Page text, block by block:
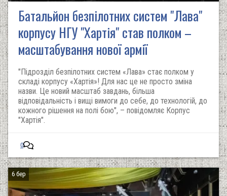
Батальйон безпілотних систем "Лава"
корпусу НГУ "Хартія" став полком –
масштабування нової армії
"Підрозділ безпілотних систем «Лава» стає полком у
складі корпусу «Хартія»! Для нас це не просто зміна
назви. Це новий масштаб завдань, більша
відповідальність і вищі вимоги до себе, до технологій, до
кожного рішення на полі бою", – повідомляє Корпус
"Хартія".
0
6 бер